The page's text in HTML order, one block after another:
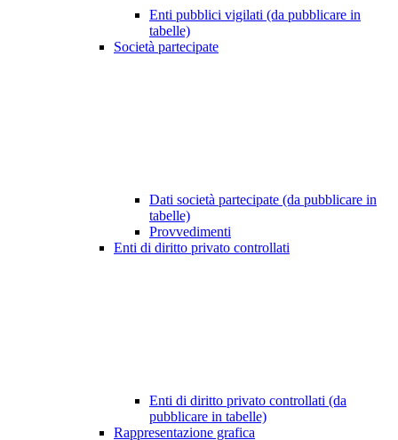
Enti pubblici vigilati (da pubblicare in
tabelle)
Società partecipate
Dati società partecipate (da pubblicare in
tabelle)
Provvedimenti
Enti di diritto privato controllati
Enti di diritto privato controllati (da
pubblicare in tabelle)
Rappresentazione grafica